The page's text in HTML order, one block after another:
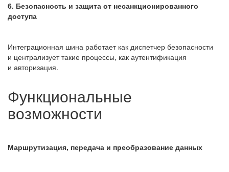
6. Безопасность и защита от несанкционированного
доступа
Интеграционная шина работает как диспетчер безопасности
и централизует такие процессы, как аутентификация
и авторизация.
Функциональные
возможности
Маршрутизация, передача и преобразование данных